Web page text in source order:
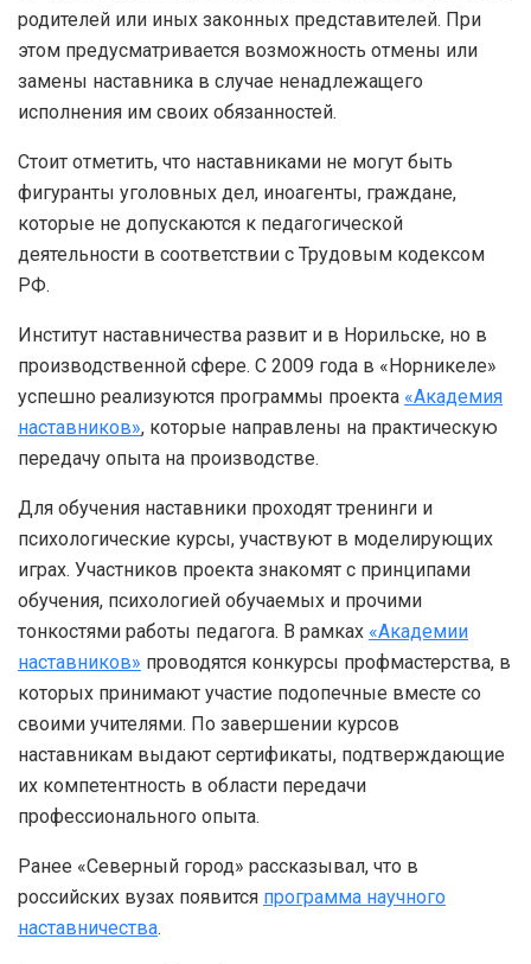
родителей или иных законных представителей. При
этом предусматривается возможность отмены или
замены наставника в случае ненадлежащего
исполнения им своих обязанностей.
Стоит отметить, что наставниками не могут быть
фигуранты уголовных дел, иноагенты, граждане,
которые не допускаются к педагогической
деятельности в соответствии с Трудовым кодексом
РФ.
Институт наставничества развит и в Норильске, но в
производственной сфере. С 2009 года в «Норникеле»
успешно реализуются программы проекта «Академия
наставников», которые направлены на практическую
передачу опыта на производстве.
Для обучения наставники проходят тренинги и
психологические курсы, участвуют в моделирующих
играх. Участников проекта знакомят с принципами
обучения, психологией обучаемых и прочими
тонкостями работы педагога. В рамках «Академии
наставников» проводятся конкурсы профмастерства, в
которых принимают участие подопечные вместе со
своими учителями. По завершении курсов
наставникам выдают сертификаты, подтверждающие
их компетентность в области передачи
профессионального опыта.
Ранее «Северный город» рассказывал, что в
российских вузах появится программа научного
наставничества.